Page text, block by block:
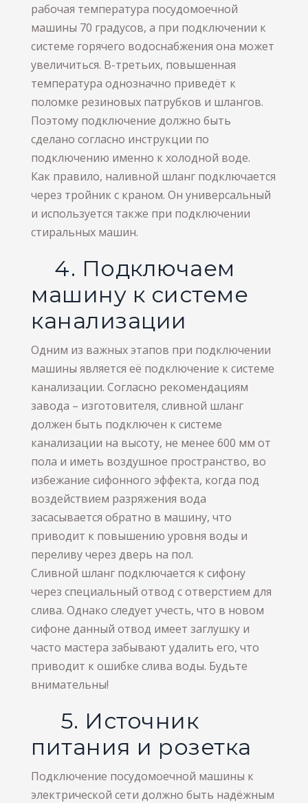
рабочая температура посудомоечной
машины 70 градусов, а при подключении к
системе горячего водоснабжения она может
увеличиться. В-третьих, повышенная
температура однозначно приведёт к
поломке резиновых патрубков и шлангов.
Поэтому подключение должно быть
сделано согласно инструкции по
подключению именно к холодной воде.
Как правило, наливной шланг подключается
через тройник с краном. Он универсальный
и используется также при подключении
стиральных машин.
4. Подключаем
машину к системе
канализации
Одним из важных этапов при подключении
машины является её подключение к системе
канализации. Согласно рекомендациям
завода – изготовителя, сливной шланг
должен быть подключен к системе
канализации на высоту, не менее 600 мм от
пола и иметь воздушное пространство, во
избежание сифонного эффекта, когда под
воздействием разряжения вода
засасывается обратно в машину, что
приводит к повышению уровня воды и
переливу через дверь на пол.
Сливной шланг подключается к сифону
через специальный отвод с отверстием для
слива. Однако следует учесть, что в новом
сифоне данный отвод имеет заглушку и
часто мастера забывают удалить его, что
приводит к ошибке слива воды. Будьте
внимательны!
5. Источник
питания и розетка
Подключение посудомоечной машины к
электрической сети должно быть надёжным